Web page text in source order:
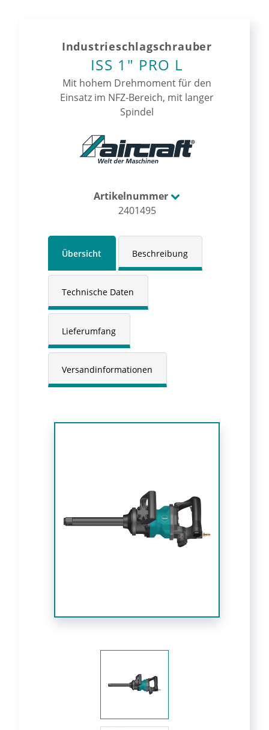
Industrieschlagschrauber
ISS 1" PRO L
Mit hohem Drehmoment für den
Einsatz im NFZ-Bereich, mit langer
Spindel
Artikelnummer
2401495
Übersicht Beschreibung
Technische Daten
Lieferumfang
Versandinformationen